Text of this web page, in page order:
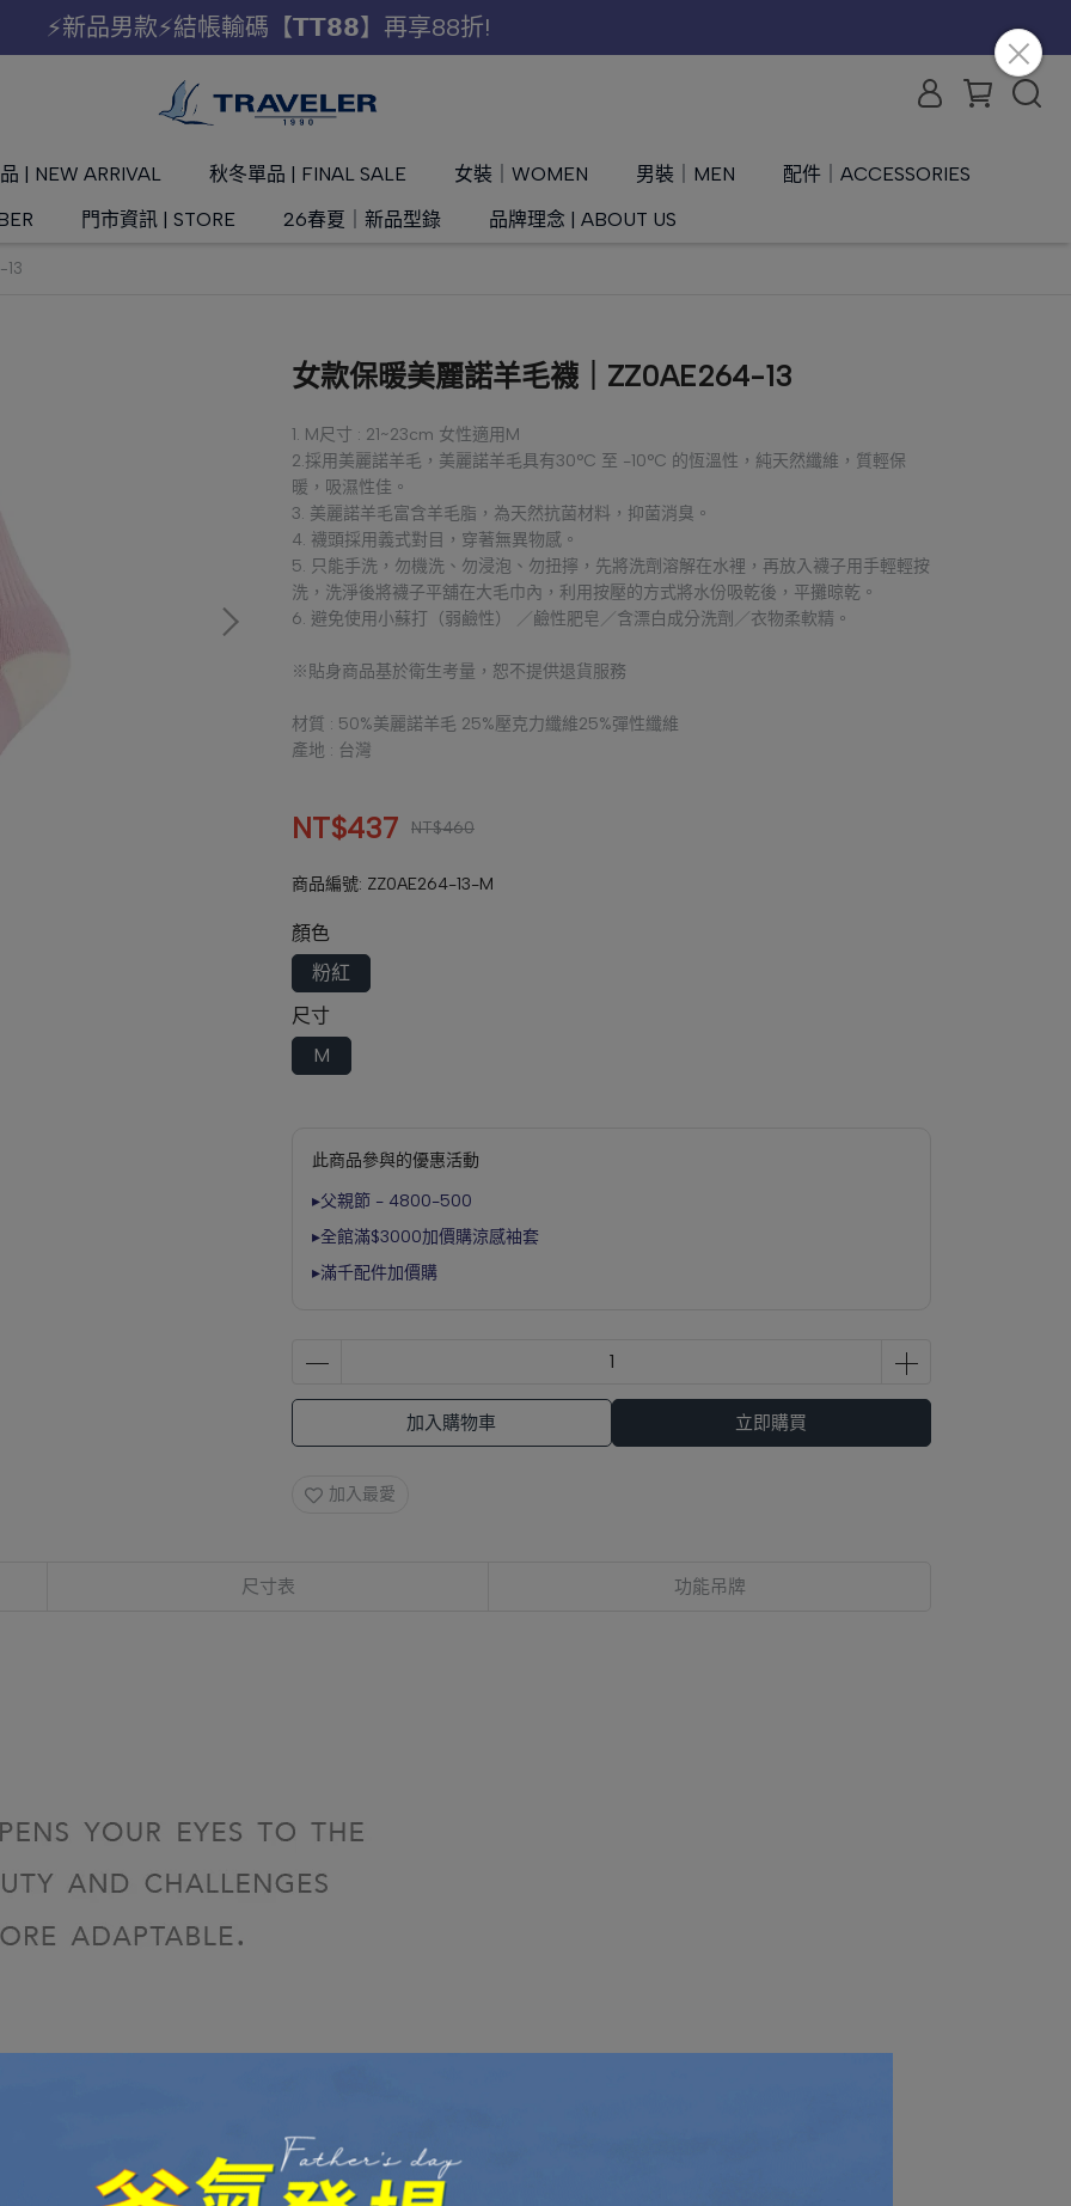
⚡新品男款⚡結帳輸碼【𝗧𝗧𝟴𝟴】再享88折!
| NEW ARRIVAL 秋冬單品 | FINAL SALE 女裝｜WOMEN 男裝｜MEN
配件｜ACCESSORIES
門市資訊 | STORE 26春夏｜新品型錄 品牌理念 | ABOUT US
13
女款保暖美麗諾羊毛襪｜ZZ0AE264-13
1. M尺寸 : 21~23cm 女性適用M
2.採用美麗諾羊毛，美麗諾羊毛具有30°C 至 -10°C 的恆溫性，純天然纖維，質輕保
暖，吸濕性佳。
3. 美麗諾羊毛富含羊毛脂，為天然抗菌材料，抑菌消臭。
4. 襪頭採用義式對目，穿著無異物感。
5. 只能手洗，勿機洗、勿浸泡、勿扭擰，先將洗劑溶解在水裡，再放入襪子用手輕輕按
洗，洗淨後將襪子平舖在大毛巾內，利用按壓的方式將水份吸乾後，平攤晾乾。
6. 避免使用小蘇打（弱鹼性） ／鹼性肥皂／含漂白成分洗劑／衣物柔軟精。
※貼身商品基於衛生考量，恕不提供退貨服務
材質 : 50%美麗諾羊毛 25%壓克力纖維25%彈性纖維
產地 : 台灣
NT$437 NT$460
商品編號: ZZ0AE264-13-M
顏色
粉紅
尺寸
M
此商品參與的優惠活動
▸父親節 - 4800-500
▸全館滿$3000加價購涼感袖套
▸滿千配件加價購
加入購物車 立即購買
加入最愛
尺寸表 功能吊牌